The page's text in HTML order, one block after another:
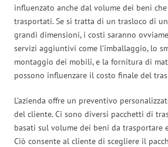
influenzato anche dal volume dei beni
trasportati. Se si tratta di un trasloco di
grandi dimensioni, i costi saranno
servizi aggiuntivi come l’imballaggio, lo
montaggio dei mobili, e la fornitura di
possono influenzare il costo finale del
L’azienda offre un preventivo
del cliente. Ci sono diversi pacchetti di
basati sul volume dei beni da trasportare
Ciò consente al cliente di scegliere il